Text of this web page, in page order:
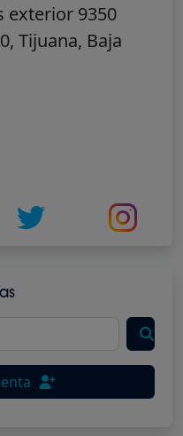
exterior 9350
Tijuana, Baja